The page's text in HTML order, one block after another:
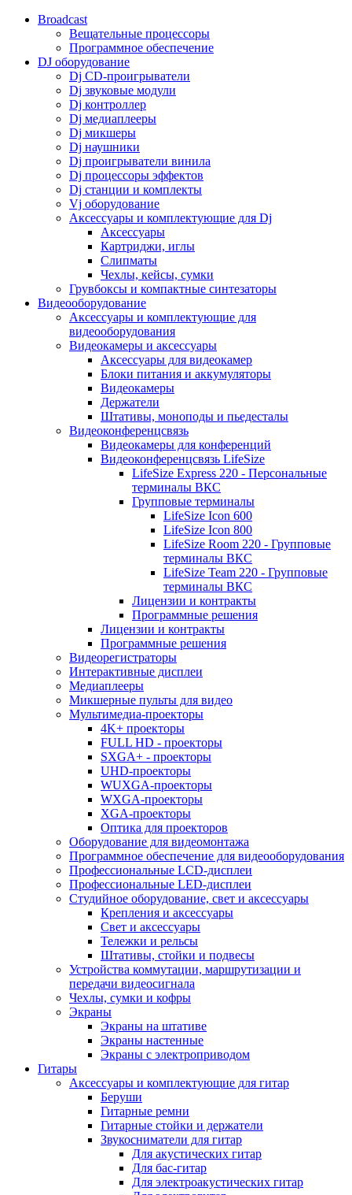
Broadcast
Вещательные процессоры
Программное обеспечение
DJ оборудование
Dj CD-проигрыватели
Dj звуковые модули
Dj контроллер
Dj медиаплееры
Dj микшеры
Dj наушники
Dj проигрыватели винила
Dj процессоры эффектов
Dj станции и комплекты
Vj оборудование
Аксессуары и комплектующие для Dj
Аксессуары
Картриджи, иглы
Слипматы
Чехлы, кейсы, сумки
Грувбоксы и компактные синтезаторы
Видеооборудование
Аксессуары и комплектующие для
видеооборудования
Видеокамеры и аксессуары
Аксессуары для видеокамер
Блоки питания и аккумуляторы
Видеокамеры
Держатели
Штативы, моноподы и пьедесталы
Видеоконференцсвязь
Видеокамеры для конференций
Видеоконференцсвязь LifeSize
LifeSize Express 220 - Персональные
терминалы ВКС
Групповые терминалы
LifeSize Icon 600
LifeSize Icon 800
LifeSize Room 220 - Групповые
терминалы ВКС
LifeSize Team 220 - Групповые
терминалы ВКС
Лицензии и контракты
Программные решения
Лицензии и контракты
Программные решения
Видеорегистраторы
Интерактивные дисплеи
Медиаплееры
Микшерные пульты для видео
Мультимедиа-проекторы
4K+ проекторы
FULL HD - проекторы
SXGA+ - проекторы
UHD-проекторы
WUXGA-проекторы
WXGA-проекторы
XGA-проекторы
Оптика для проекторов
Оборудование для видеомонтажа
Программное обеспечение для видеооборудования
Профессиональные LCD-дисплеи
Профессиональные LED-дисплеи
Студийное оборудование, свет и аксессуары
Крепления и аксессуары
Свет и аксессуары
Тележки и рельсы
Штативы, стойки и подвесы
Устройства коммутации, маршрутизации и
передачи видеосигнала
Чехлы, сумки и кофры
Экраны
Экраны на штативе
Экраны настенные
Экраны с электроприводом
Гитары
Аксессуары и комплектующие для гитар
Беруши
Гитарные ремни
Гитарные стойки и держатели
Звукосниматели для гитар
Для акустических гитар
Для бас-гитар
Для электроакустических гитар